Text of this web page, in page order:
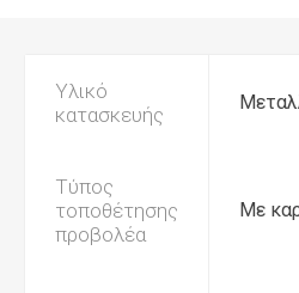
Υλικό
κατασκευής
Τύπος
τοποθέτησης
προβολέα
Με